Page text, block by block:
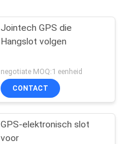
Jointech GPS die
Hangslot volgen
negotiate MOQ:1 eenheid
CONTACT
GPS-elektronisch slot
voor